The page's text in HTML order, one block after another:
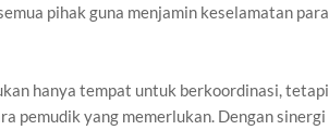
pihak guna menjamin keselamatan para
hanya tempat untuk berkoordinasi, tetapi
pemudik yang memerlukan. Dengan sinergi